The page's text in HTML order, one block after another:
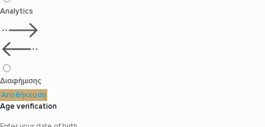
Analytics
Διαφήμισης
Αποθήκευση
Age verification